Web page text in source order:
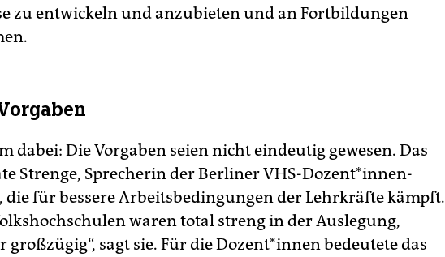
zu entwickeln und anzubieten und an Fortbildungen
dabei: Die Vorgaben seien nicht eindeutig gewesen. Das
Strenge, Sprecherin der Berliner VHS-Dozent*innen-
die für bessere Arbeitsbedingungen der Lehrkräfte kämpft.
waren total streng in der Auslegung,
großzügig“, sagt sie. Für die Dozent*innen bedeutete das